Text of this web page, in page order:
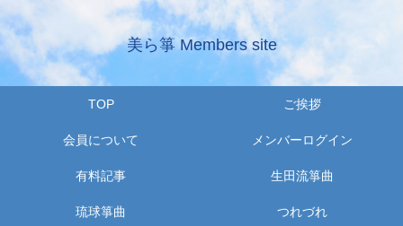
美ら箏 Members site
TOP ご挨拶
会員について メンバーログイン
有料記事 生田流箏曲
琉球箏曲 つれづれ